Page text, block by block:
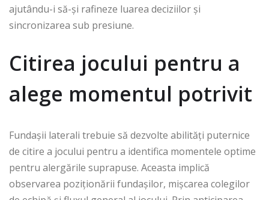
ajutându-i să-și rafineze luarea deciziilor și
sincronizarea sub presiune.
Citirea jocului pentru a
alege momentul potrivit
Fundașii laterali trebuie să dezvolte abilități puternice
de citire a jocului pentru a identifica momentele optime
pentru alergările suprapuse. Aceasta implică
observarea poziționării fundașilor, mișcarea colegilor